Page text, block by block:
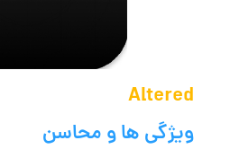
Altered
ویژگی‌ ها و محاسن